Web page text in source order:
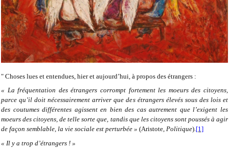
" Choses lues et entendues, hier et aujourd’hui, à propos des étrangers :
« La fréquentation des étrangers corrompt fortement les moeurs des citoyens,
parce qu’il doit nécessairement arriver que des étrangers élevés sous des lois et
des coutumes différentes agissent en bien des cas autrement que l’exigent les
moeurs des citoyens, de telle sorte que, tandis que les citoyens sont poussés à agir
de façon semblable, la vie sociale est perturbée » (Aristote, Politique).[1]
« Il y a trop d’étrangers ! »